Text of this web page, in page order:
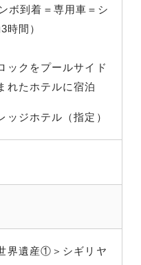
ボ到着＝専用車＝シ
時間）
ックをプールサイド
れたホテルに宿泊
ジホテル（指定）
界遺産①＞シギリヤ